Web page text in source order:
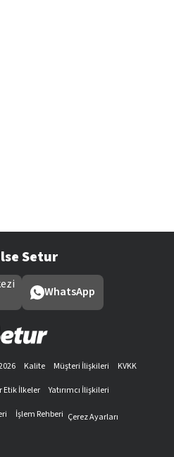
Setur
WhatsApp
Kalite Müşteri İlişkileri
KVKK
Etik İlkeler
Yatırımcı İlişkileri
İşlem Rehberi Çerez Ayarları